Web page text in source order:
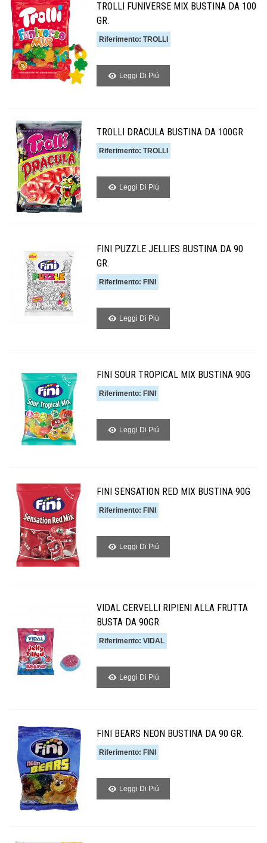
TROLLI FUNIVERSE MIX BUSTINA DA 100
GR.
Riferimento: TROLLI
Leggi Di Piú
TROLLI DRACULA BUSTINA DA 100GR
Riferimento: TROLLI
Leggi Di Piú
FINI PUZZLE JELLIES BUSTINA DA 90
GR.
Riferimento: FINI
Leggi Di Piú
FINI SOUR TROPICAL MIX BUSTINA 90G
Riferimento: FINI
Leggi Di Piú
FINI SENSATION RED MIX BUSTINA 90G
Riferimento: FINI
Leggi Di Piú
VIDAL CERVELLI RIPIENI ALLA FRUTTA
BUSTA DA 90GR
Riferimento: VIDAL
Leggi Di Piú
FINI BEARS NEON BUSTINA DA 90 GR.
Riferimento: FINI
Leggi Di Piú